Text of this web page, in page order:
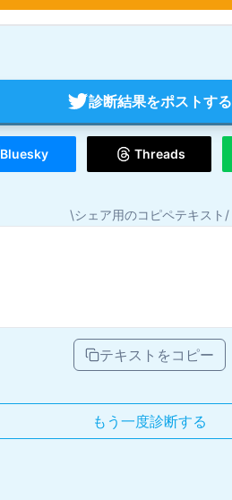
診断結果をポストする
Bluesky Threads
\シェア用のコピペテキスト/
テキストをコピー
もう一度診断する